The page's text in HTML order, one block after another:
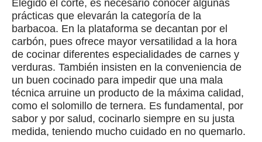
Elegido el corte, es necesario conocer algunas
prácticas que elevarán la categoría de la
barbacoa. En la plataforma se decantan por el
carbón, pues ofrece mayor versatilidad a la hora
de cocinar diferentes especialidades de carnes y
verduras. También insisten en la conveniencia de
un buen cocinado para impedir que una mala
técnica arruine un producto de la máxima calidad,
como el solomillo de ternera. Es fundamental, por
sabor y por salud, cocinarlo siempre en su justa
medida, teniendo mucho cuidado en no quemarlo.